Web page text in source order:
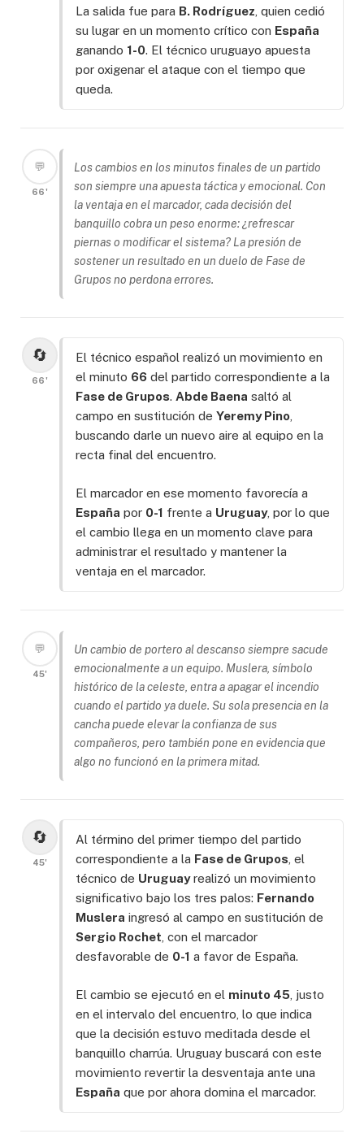
La salida fue para B. Rodríguez , quien cedió
su lugar en un momento crítico con España
ganando 1-0. El técnico uruguayo apuesta
por oxigenar el ataque con el tiempo que
queda.
💬
66'
Los cambios en los minutos finales de un partido
son siempre una apuesta táctica y emocional. Con
la ventaja en el marcador, cada decisión del
banquillo cobra un peso enorme: ¿refrescar
piernas o modificar el sistema? La presión de
sostener un resultado en un duelo de Fase de
Grupos no perdona errores.
🔄
66'
El técnico español realizó un movimiento en
el minuto 66 del partido correspondiente a la
Fase de Grupos. Abde Baena saltó al
campo en sustitución de Yeremy Pino
buscando darle un nuevo aire al equipo en la
recta final del encuentro.
El marcador en ese momento favorecía a
España por 0-1 frente a Uruguay, por lo que
el cambio llega en un momento clave para
administrar el resultado y mantener la
ventaja en el marcador.
💬
45'
Un cambio de portero al descanso siempre sacude
emocionalmente a un equipo. Muslera, símbolo
histórico de la celeste, entra a apagar el incendio
cuando el partido ya duele. Su sola presencia en la
cancha puede elevar la confianza de sus
compañeros, pero también pone en evidencia que
algo no funcionó en la primera mitad.
🔄
45'
Al término del primer tiempo del partido
correspondiente a la Fase de Grupos , el
técnico de Uruguayrealizó un movimiento
significativo bajo los tres palos: Fernando
Muslera ingresó al campo en sustitución de
Sergio Rochet , con el marcador
desfavorable de 0-1 a favor de España.
El cambio se ejecutó en el minuto 45, justo
en el intervalo del encuentro, lo que indica
que la decisión estuvo meditada desde el
banquillo charrúa. Uruguay buscará con este
movimiento revertir la desventaja ante una
España que por ahora domina el marcador.